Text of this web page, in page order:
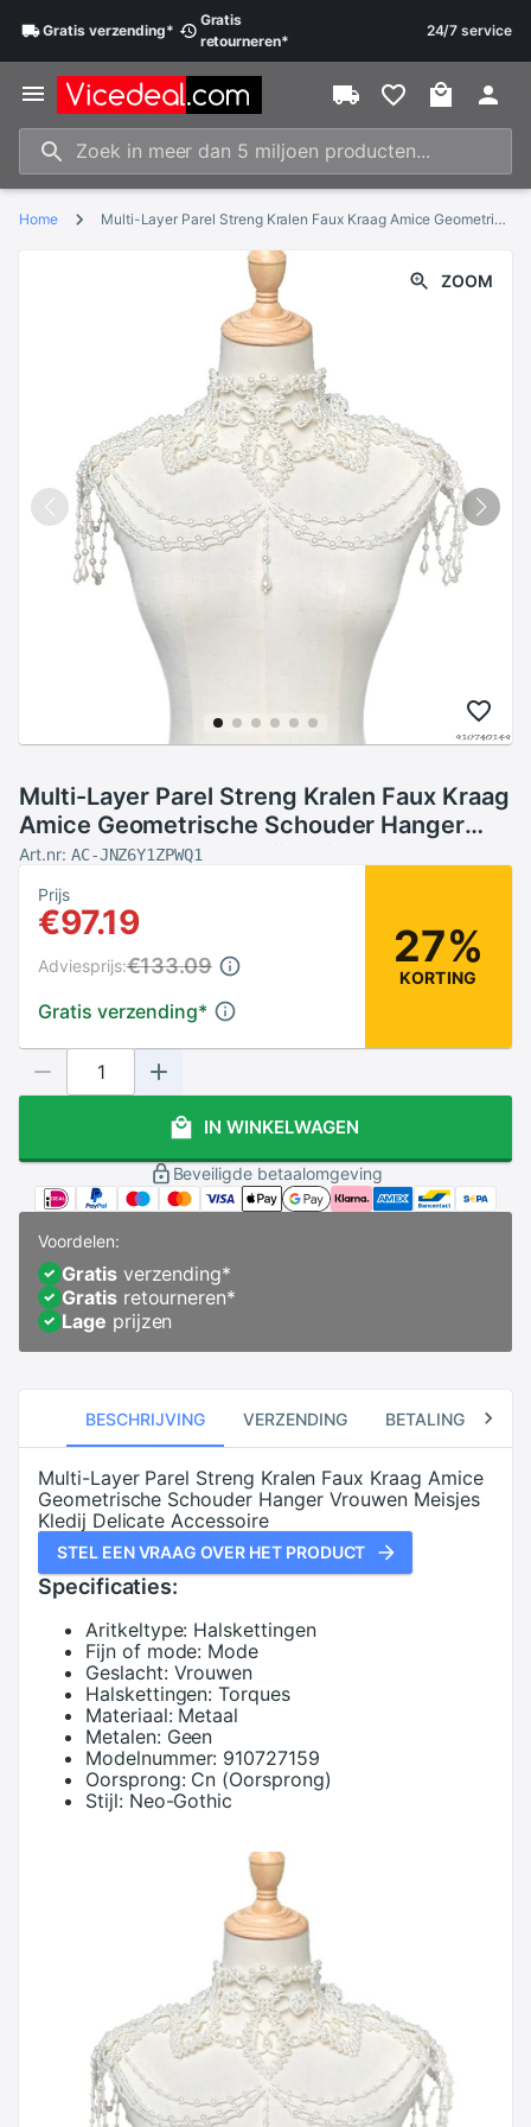
Gratisverzending*
Gratis
retourneren*
24/7 service
Home Multi-Layer Parel Streng Kralen Faux Kraag Amice Geometrische Schouder Hanger Vrouwen Meisjes Kledij Delicate Accessoire
ZOOM
Multi-Layer Parel Streng Kralen Faux Kraag
Amice Geometrische Schouder Hanger
Vrouwen Meisjes Kledij Delicate
Accessoire
Art.nr: AC-JNZ6Y1ZPWQ1
Prijs
€97.19
Gratis verzending*
Adviesprijs:€133.09 27%
KORTING
IN WINKELWAGEN
Beveiligde betaalomgeving
Voordelen:
Gratisverzending*
Gratisretourneren*
Lage prijzen
BESCHRIJVING VERZENDING BETALING
Multi-Layer Parel Streng Kralen Faux Kraag Amice
Geometrische Schouder Hanger Vrouwen Meisjes
Kledij Delicate Accessoire
STEL EEN VRAAG OVER HET PRODUCT
Specificaties:
Aritkeltype: Halskettingen
Fijn of mode: Mode
Geslacht: Vrouwen
Halskettingen: Torques
Materiaal: Metaal
Metalen: Geen
Modelnummer: 910727159
Oorsprong: Cn (Oorsprong)
Stijl: Neo-Gothic